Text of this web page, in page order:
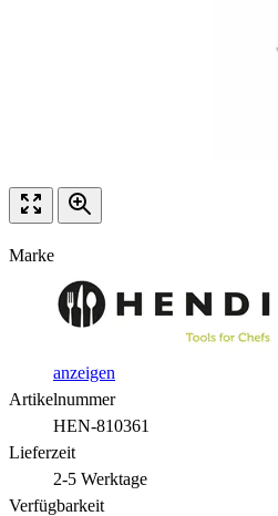
Marke
anzeigen
Artikelnummer
HEN-810361
Lieferzeit
2-5 Werktage
Verfügbarkeit